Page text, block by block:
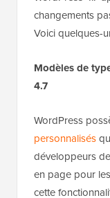
changements
Voici quelques-
Modèles de
4.7
WordPress
personnalisés
développeurs
en page pour
cette